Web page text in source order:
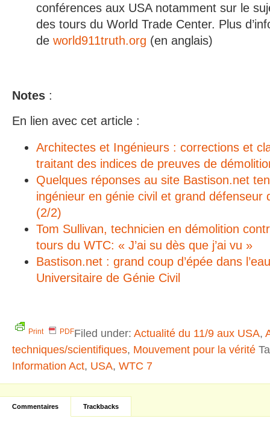
conférences aux USA notamment sur le
des tours du World Trade Center. Plus
de world911truth.org (en anglais)
Notes :
En lien avec cet article :
Architectes et Ingénieurs : corrections et
traitant des indices de preuves de
Quelques réponses au site Bastison.net
ingénieur en génie civil et grand défenseur
(2/2)
Tom Sullivan, technicien en démolition
tours du WTC: « J’ai su dès que j’ai vu »
Bastison.net : grand coup d’épée dans
Universitaire de Génie Civil
Print PDFFiled under: Actualité du 11/9 aux USA,
techniques/scientifiques, Mouvement pour la vérité
Information Act, USA, WTC 7
Commentaires Trackbacks